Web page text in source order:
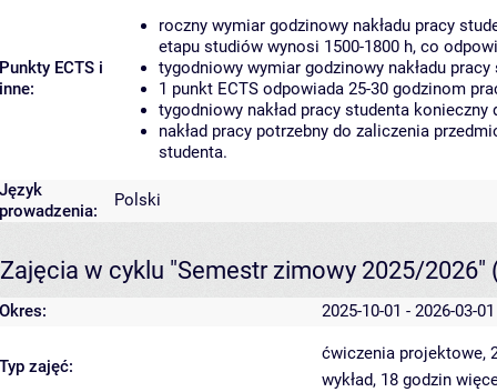
Punkty ECTS i
inne:
roczny wymiar godzinowy nakładu pracy
etapu studiów wynosi 1500-1800 h, co
tygodniowy wymiar godzinowy nakładu
1 punkt ECTS odpowiada 25-30 godzinom
tygodniowy nakład pracy studenta
nakład pracy potrzebny do zaliczenia
studenta.
Język
prowadzenia:
Polski
Zajęcia w cyklu "Semestr zimowy 2025/2026"
Okres: 2025-10-01 - 2026-03-01
Typ zajęć:
ćwiczenia projektowe,
wykład, 18 godzin